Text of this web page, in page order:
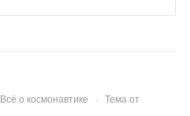
Всё о космонавтике · Тема от